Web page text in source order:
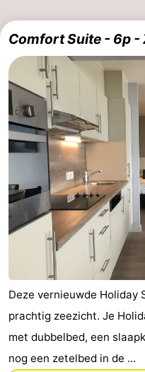
Comfort Suite - 6p -
Deze vernieuwde Holiday
prachtig zeezicht. Je
met dubbelbed, een
nog een zetelbed in de ...